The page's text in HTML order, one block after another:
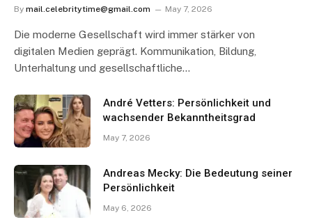
By mail.celebritytime@gmail.com May 7, 2026
Die moderne Gesellschaft wird immer stärker von
digitalen Medien geprägt. Kommunikation, Bildung,
Unterhaltung und gesellschaftliche…
André Vetters: Persönlichkeit und
wachsender Bekanntheitsgrad
May 7, 2026
Andreas Mecky: Die Bedeutung seiner
Persönlichkeit
May 6, 2026